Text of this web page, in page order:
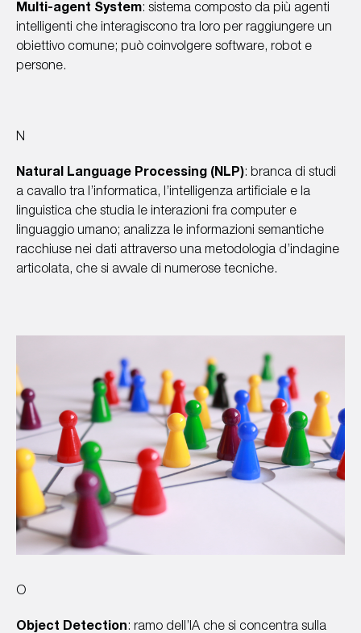
Multi-agent System: sistema composto da più agenti
intelligenti che interagiscono tra loro per raggiungere un
obiettivo comune; può coinvolgere software, robot e
persone.
N
Natural Language Processing (NLP): branca di studi
a cavallo tra l’informatica, l’intelligenza artificiale e la
linguistica che studia le interazioni fra computer e
linguaggio umano; analizza le informazioni semantiche
racchiuse nei dati attraverso una metodologia d’indagine
articolata, che si avvale di numerose tecniche.
O
Object Detection: ramo dell’IA che si concentra sulla